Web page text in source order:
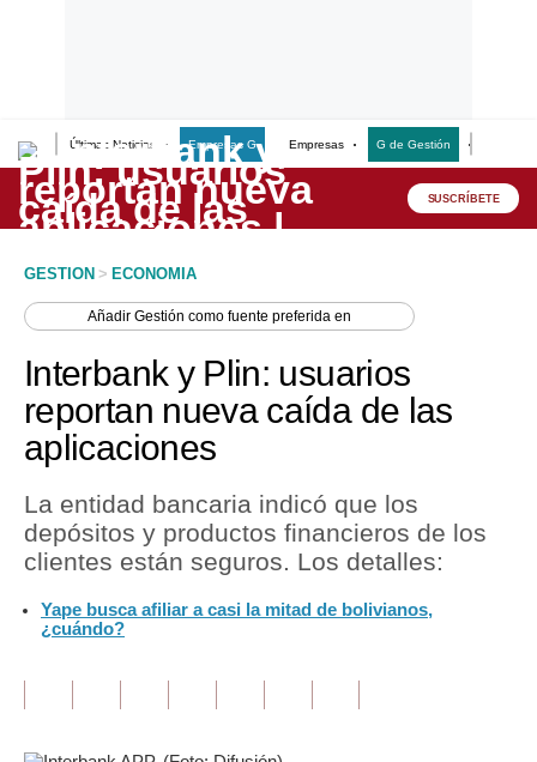
Últimas Noticias Empresas G Empresas G de Gestión
Lo último
Peru Quiosco
Economía
Mercados
Política
Finanzas Personales
Inmobiliarias
SUSCRÍBETE
GESTION > ECONOMIA
AñadirGestión como fuente preferida en
Interbank y Plin: usuarios
reportan nueva caída de las
aplicaciones
La entidad bancaria indicó que los
depósitos y productos financieros de los
clientes están seguros. Los detalles:
Yape busca afiliar a casi la mitad de bolivianos,
¿cuándo?